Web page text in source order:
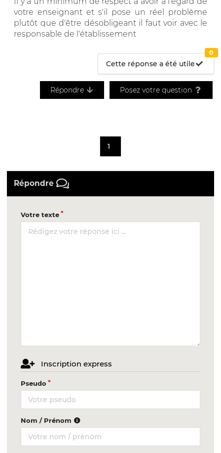
votre enseignant et s'il pose un réel problème
plutôt que d'être désobligeant il faut voir avec le
responsable de l'établissement
Cette réponse a été utile
0
Répondre Posez votre question
1
Répondre
Votre texte
Inscription express
Pseudo
Nom / Prénom